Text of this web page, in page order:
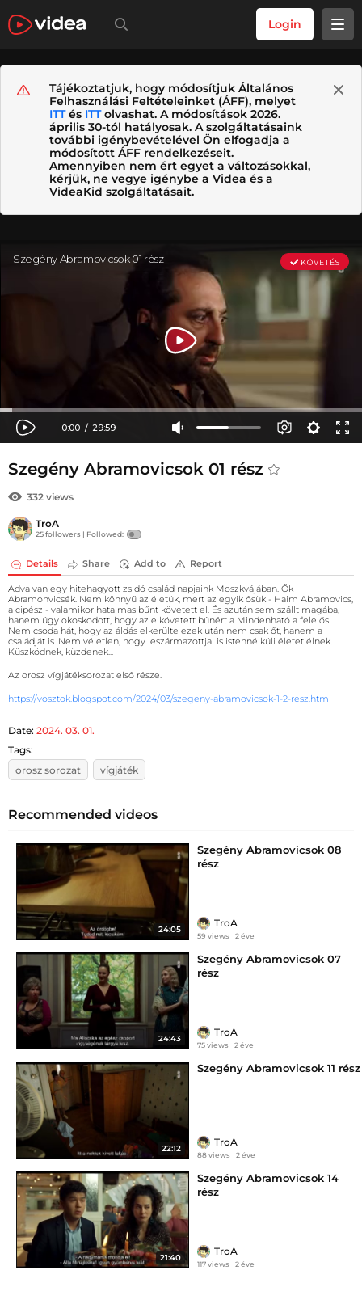
Login
Tájékoztatjuk, hogy módosítjuk Általános
Felhasználási Feltételeinket (ÁFF), melyet
ITTés ITTolvashat. A módosítások 2026.
április 30-tól hatályosak. A szolgáltatásaink
további igénybevételével Ön elfogadja a
módosított ÁFF rendelkezéseit.
Amennyiben nem ért egyet a változásokkal,
kérjük, ne vegye igénybe a Videa és a
VideaKid szolgáltatásait.
Szegény Abramovicsok 01 rész
332 views
TroA
25 followers | Followed:
Details Share Add to Report
Adva van egy hitehagyott zsidó család napjaink Moszkvájában. Ők
Abramonvicsék. Nem könnyű az életük, mert az egyik ősük - Haim Abramovics,
a cipész - valamikor hatalmas bűnt követett el. És azután sem szállt magába,
hanem úgy okoskodott, hogy az elkövetett bűnért a Mindenható a felelős.
Nem csoda hát, hogy az áldás elkerülte ezek után nem csak őt, hanem a
családját is. Nem véletlen, hogy leszármazottjai is istennélküli életet élnek.
Küszködnek, küzdenek...
Az orosz vígjátéksorozat első része.
https://vosztok.blogspot.com/2024/03/szegeny-abramovicsok-1-2-resz.html
Date: 2024. 03. 01.
Tags:
orosz sorozat
vígjáték
Recommended videos
24:05
Szegény Abramovicsok 08
rész
TroA
59 views 2 éve
24:43
Szegény Abramovicsok 07
rész
TroA
75 views 2 éve
22:12
Szegény Abramovicsok 11 rész
TroA
88 views 2 éve
21:40
Szegény Abramovicsok 14
rész
TroA
117 views 2 éve